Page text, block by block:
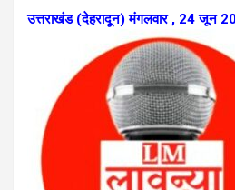
उत्तराखंड (देहरादून) मंगलवार , 24 जून